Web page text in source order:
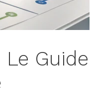
Guide